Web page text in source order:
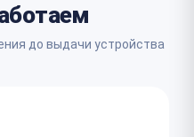
до выдачи устройства